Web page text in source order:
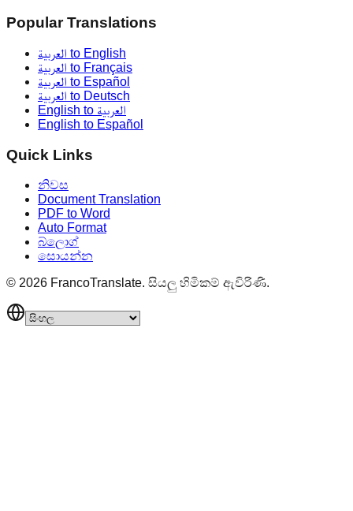
Popular Translations
العربية to English
العربية to Français
العربية to Español
العربية to Deutsch
English to العربية
English to Español
Quick Links
නිවස
Document Translation
PDF to Word
Auto Format
බ්ලොග්
සොයන්න
© 2026 FrancoTranslate. සියලු හිමිකම් ඇවිරිණි.